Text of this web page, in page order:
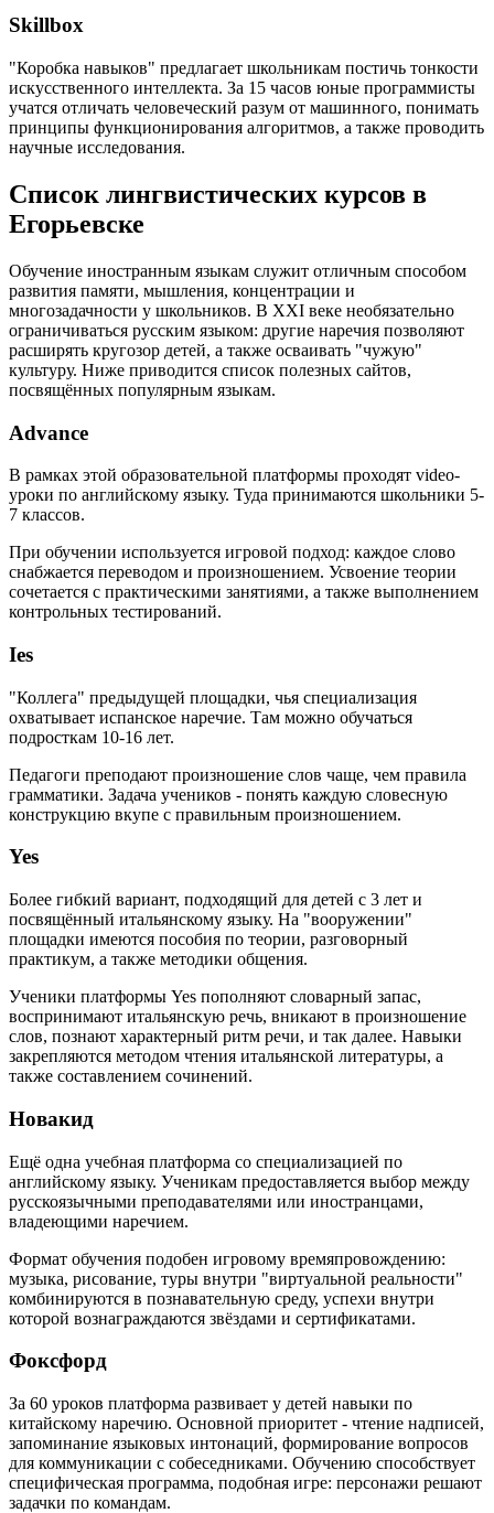
Skillbox
"Коробка навыков" предлагает школьникам постичь тонкости
искусственного интеллекта. За 15 часов юные программисты
учатся отличать человеческий разум от машинного, понимать
принципы функционирования алгоритмов, а также проводить
научные исследования.
Список лингвистических курсов в
Егорьевске
Обучение иностранным языкам служит отличным способом
развития памяти, мышления, концентрации и
многозадачности у школьников. В XXI веке необязательно
ограничиваться русским языком: другие наречия позволяют
расширять кругозор детей, а также осваивать "чужую"
культуру. Ниже приводится список полезных сайтов,
посвящённых популярным языкам.
Advance
В рамках этой образовательной платформы проходят video-
уроки по английскому языку. Туда принимаются школьники 5-
7 классов.
При обучении используется игровой подход: каждое слово
снабжается переводом и произношением. Усвоение теории
сочетается с практическими занятиями, а также выполнением
контрольных тестирований.
Ies
"Коллега" предыдущей площадки, чья специализация
охватывает испанское наречие. Там можно обучаться
подросткам 10-16 лет.
Педагоги преподают произношение слов чаще, чем правила
грамматики. Задача учеников - понять каждую словесную
конструкцию вкупе с правильным произношением.
Yes
Более гибкий вариант, подходящий для детей с 3 лет и
посвящённый итальянскому языку. На "вооружении"
площадки имеются пособия по теории, разговорный
практикум, а также методики общения.
Ученики платформы Yes пополняют словарный запас,
воспринимают итальянскую речь, вникают в произношение
слов, познают характерный ритм речи, и так далее. Навыки
закрепляются методом чтения итальянской литературы, а
также составлением сочинений.
Новакид
Ещё одна учебная платформа со специализацией по
английскому языку. Ученикам предоставляется выбор между
русскоязычными преподавателями или иностранцами,
владеющими наречием.
Формат обучения подобен игровому времяпровождению:
музыка, рисование, туры внутри "виртуальной реальности"
комбинируются в познавательную среду, успехи внутри
которой вознаграждаются звёздами и сертификатами.
Фоксфорд
За 60 уроков платформа развивает у детей навыки по
китайскому наречию. Основной приоритет - чтение надписей,
запоминание языковых интонаций, формирование вопросов
для коммуникации с собеседниками. Обучению способствует
специфическая программа, подобная игре: персонажи решают
задачки по командам.